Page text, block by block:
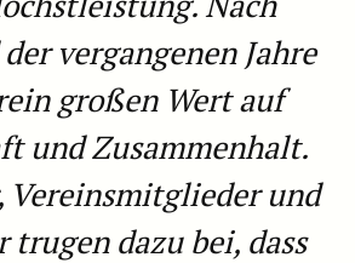
vergangenen Jahre
großen Wert auf
und Zusammenhalt.
Vereinsmitglieder und
dazu bei, dass